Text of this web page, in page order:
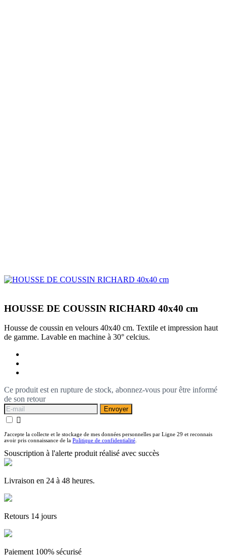
HOUSSE DE COUSSIN RICHARD 40x40 cm
Housse de coussin en velours 40x40 cm. Textile et impression haut
de gamme. Lavable en machine à 30° celcius.
Ce produit est en rupture de stock, abonnez-vous pour être informé
de son retour
Envoyer

J'accepte la collecte et le stockage de mes données personnelles par Ligne 29 et reconnais
avoir pris connaissance de la Politique de confidentialité.
Souscription à l'alerte produit réalisé avec succès
Livraison en 24 à 48 heures.
Retours 14 jours
Paiement 100% sécurisé